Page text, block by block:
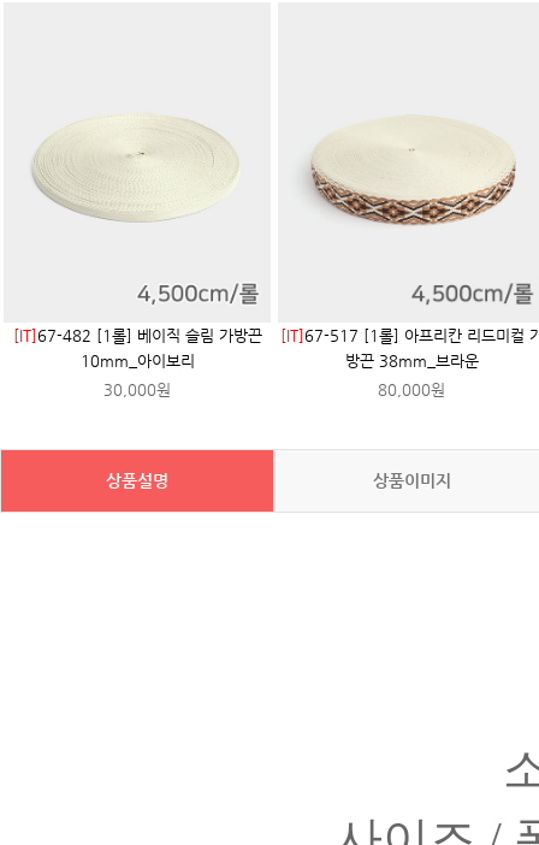
[IT]67-482 [1롤] 베이직 슬림 가방끈
10mm_아이보리
30,000원
[IT]67-517 [1롤] 아프리칸 리드미컬
방끈 38mm_브라운
80,000원
상품설명 상품이미지